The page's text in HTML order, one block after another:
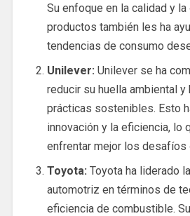
Su enfoque en la calidad y
productos también les ha
tendencias de consumo
Unilever: Unilever se ha
reducir su huella ambiental y
prácticas sostenibles. Esto
innovación y la eficiencia, lo
enfrentar mejor los desafíos
Toyota: Toyota ha liderado
automotriz en términos de
eficiencia de combustible.